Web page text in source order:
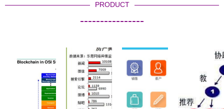
PRODUCT
----------------